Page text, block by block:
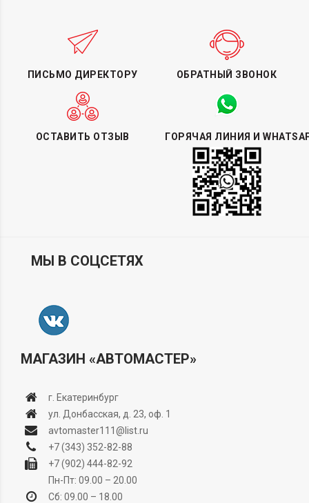
ПИСЬМО ДИРЕКТОРУ ОБРАТНЫЙ ЗВОНОК
ОСТАВИТЬ ОТЗЫВ ГОРЯЧАЯ ЛИНИЯ И
МЫ В СОЦСЕТЯХ
МАГАЗИН «АВТОМАСТЕР»
г. Екатеринбург
ул. Донбасская, д. 23, оф. 1
avtomaster111@list.ru
+7 (343) 352-82-88
+7 (902) 444-82-92
Пн-Пт: 09.00 – 20.00
Сб: 09.00 – 18.00